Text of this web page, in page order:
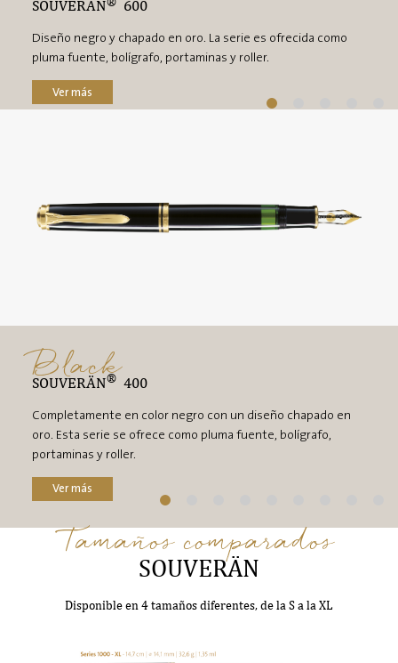
SOUVERÄN 600
Diseño negro y chapado en oro. La serie es ofrecida como
pluma fuente, bolígrafo, portaminas y roller.
Ver más
Black
SOUVERÄN® 400
Completamente en color negro con un diseño chapado en
oro. Esta serie se ofrece como pluma fuente, bolígrafo,
portaminas y roller.
Ver más
Tamaños comparados
SOUVERÄN
Disponible en 4 tamaños diferentes, de la S a la XL